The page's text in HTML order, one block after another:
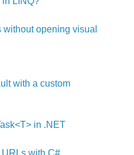
opening visual
with a custom
in .NET
with C#